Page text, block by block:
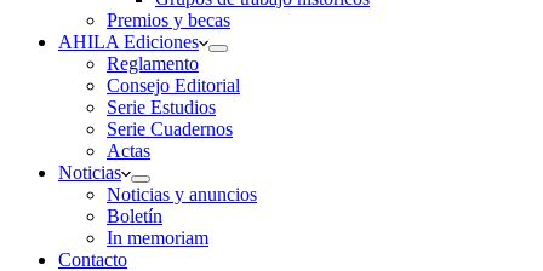
Premios y becas
AHILA Ediciones
Reglamento
Consejo Editorial
Serie Estudios
Serie Cuadernos
Actas
Noticias
Noticias y anuncios
Boletín
In memoriam
Contacto